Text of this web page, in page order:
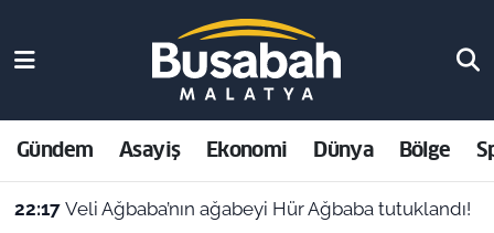
Gündem Asayiş Ekonomi Dünya Bölge
21:06 Gençlik ve Spor Bakanlığı personel alacak: Malatya kontenjanları ve başvuru detayları belli oldu
Asayiş
Ekonomi
Malatya Nöbetçi Eczaneler
Malatya Hava Durumu
Malatya Namaz Vakitleri